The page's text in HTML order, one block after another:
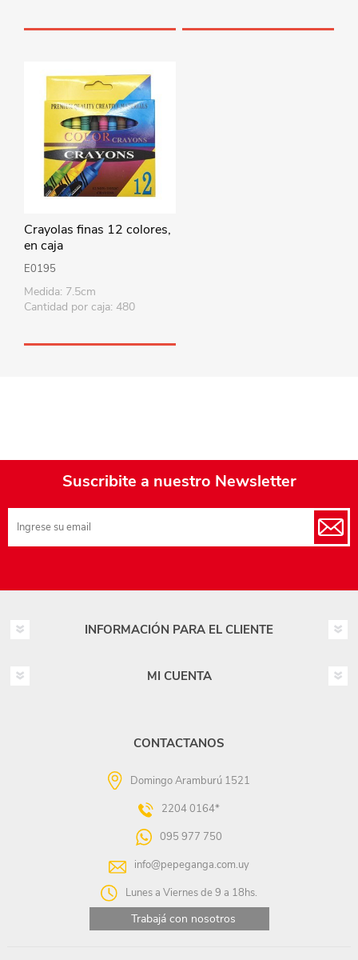
Crayolas finas 12 colores,
en caja
E0195
Medida: 7.5cm
Cantidad por caja: 480
Suscribite a nuestro Newsletter
INFORMACIÓN PARA EL CLIENTE
MI CUENTA
CONTACTANOS
Domingo Aramburú 1521
2204 0164*
095 977 750
info@pepeganga.com.uy
Lunes a Viernes de 9 a 18hs.
Trabajá con nosotros